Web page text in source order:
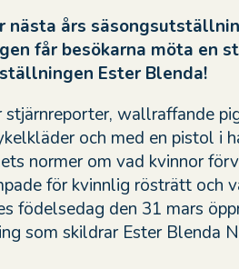
nästa års
får besökarna möta en
Ester Blenda!
wallraffande
och med en pistol i
normer om vad kvinnor
för kvinnlig rösträtt och
födelsedag den 31 mars
som skildrar Ester Blenda